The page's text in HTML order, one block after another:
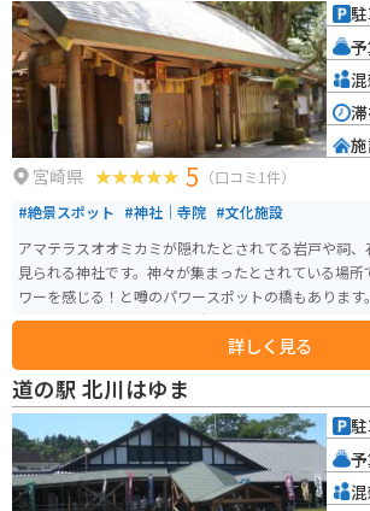
宮崎県 5 （口コミ1件）
#絶景スポット #神社｜寺院 #文化施設
アマテラスオオミカミが隠れたとされてる岩戸や祠
見られる神社です。神々が集まったとされている場
ワーを感じる！と噂のパワースポットの橋もあります
腰の弱い方は行きにくい場所もありますが、行く価値
詳しく見る
駐
予
混
滞
施
道の駅 北川はゆま
駐
予
混